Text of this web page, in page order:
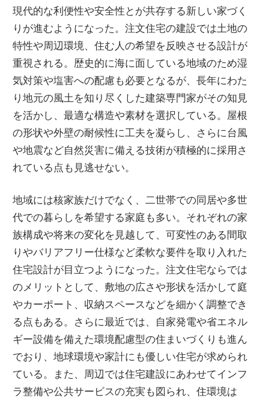
現代的な利便性や安全性とが共存する新しい家づく
りが進むようになった。注文住宅の建設では土地の
特性や周辺環境、住む人の希望を反映させる設計が
重視される。歴史的に海に面している地域のため湿
気対策や塩害への配慮も必要となるが、長年にわた
り地元の風土を知り尽くした建築専門家がその知見
を活かし、最適な構造や素材を選択している。屋根
の形状や外壁の耐候性に工夫を凝らし、さらに台風
や地震など自然災害に備える技術が積極的に採用さ
れている点も見逃せない。
地域には核家族だけでなく、二世帯での同居や多世
代での暮らしを希望する家庭も多い。それぞれの家
族構成や将来の変化を見越して、可変性のある間取
りやバリアフリー仕様など柔軟な要件を取り入れた
住宅設計が目立つようになった。注文住宅ならでは
のメリットとして、敷地の広さや形状を活かして庭
やカーポート、収納スペースなどを細かく調整でき
る点もある。さらに最近では、自家発電や省エネル
ギー設備を備えた環境配慮型の住まいづくりも進ん
でおり、地球環境や家計にも優しい住宅が求められ
ている。また、周辺では住宅建設にあわせてインフ
ラ整備や公共サービスの充実も図られ、住環境は